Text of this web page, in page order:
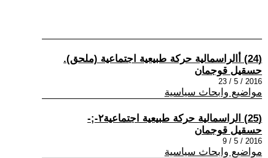
(24) أالراسمالية حركة طبيعية اجتماعية (ملحق).
حسقيل قوجمان
2016 / 5 / 23
مواضيع وابحاث سياسية
(25) الراسمالية حركة طبيعية اجتماعية٢-;-
حسقيل قوجمان
2016 / 5 / 9
مواضيع وابحاث سياسية